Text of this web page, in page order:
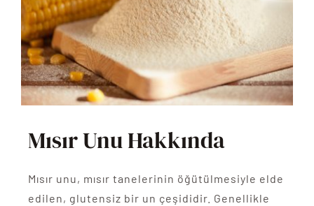
Mısır Unu Hakkında
Mısır unu, mısır tanelerinin öğütülmesiyle elde
edilen, glutensiz bir un çeşididir. Genellikle